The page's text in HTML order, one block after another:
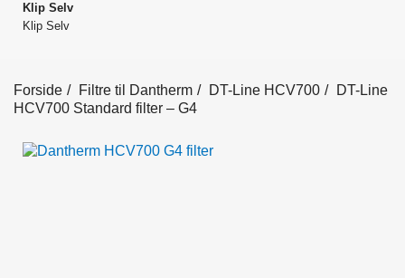
Klip Selv
Klip Selv
Forside Filtre til Dantherm DT-Line HCV700
DT-Line
HCV700 Standard filter – G4